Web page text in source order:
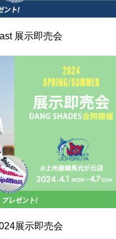
展示即売会
展示即売会